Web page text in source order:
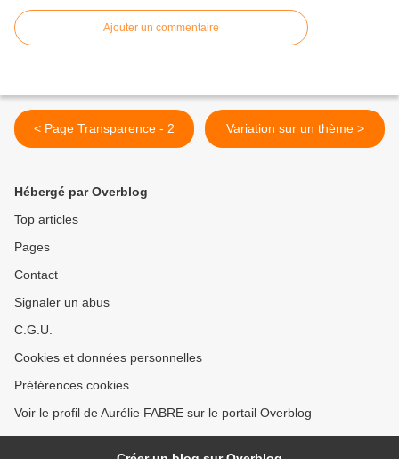
Ajouter un commentaire
< Page Transparence - 2 Variation sur un thème >
Hébergé par Overblog
Top articles
Pages
Contact
Signaler un abus
C.G.U.
Cookies et données personnelles
Préférences cookies
Voir le profil de Aurélie FABRE sur le portail Overblog